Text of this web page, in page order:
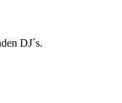
DJ´s.